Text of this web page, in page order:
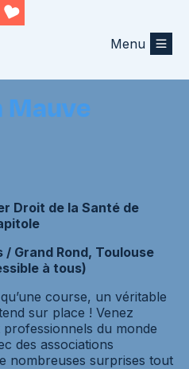
Menu
Mauve
Droit de la Santé de
Grand Rond, Toulouse
à tous)
course, un véritable
sur place ! Venez
du monde
des associations
nombreuses surprises tout